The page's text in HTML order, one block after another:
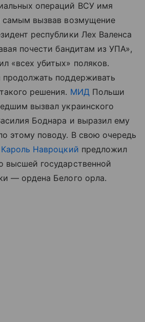
операций ВСУ имя
самым вызвав возмущение
республики Лех Валенса
почести бандитам из УПА»,
«всех убитых» поляков.
продолжать поддерживать
решения. МИДПольши
вызвал украинского
Боднара и выразил ему
этому поводу. В свою очередь
Кароль Навроцкий предложил
высшей государственной
— ордена Белого орла.